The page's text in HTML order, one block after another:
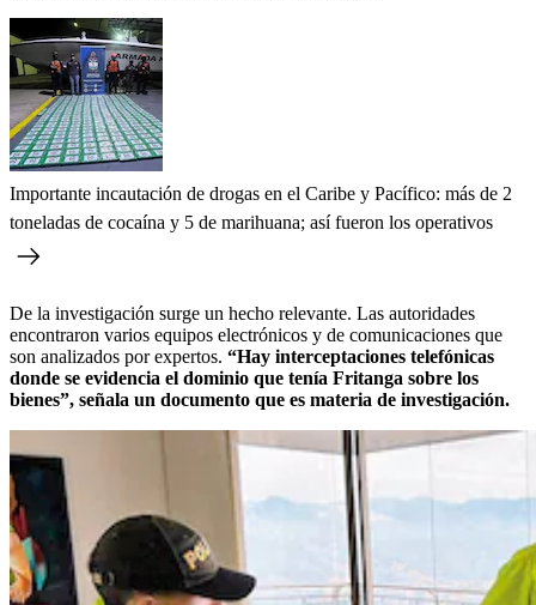
Importante incautación de drogas en el Caribe y Pacífico: más de 2
toneladas de cocaína y 5 de marihuana; así fueron los operativos
De la investigación surge un hecho relevante. Las autoridades
encontraron varios equipos electrónicos y de comunicaciones que
son analizados por expertos. “Hay interceptaciones telefónicas
donde se evidencia el dominio que tenía Fritanga sobre los
bienes”, señala un documento que es materia de investigación.